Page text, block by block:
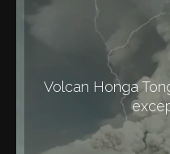
Volcan Honga